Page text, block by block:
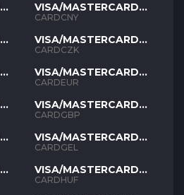
VISA/MASTERCARD
CNY
CARDCNY
VISA/MASTERCARD
CZK
CARDCZK
VISA/MASTERCARD
EUR
CARDEUR
VISA/MASTERCARD
GBP
CARDGBP
VISA/MASTERCARD
GEL
CARDGEL
VISA/MASTERCARD
HUF
CARDHUF